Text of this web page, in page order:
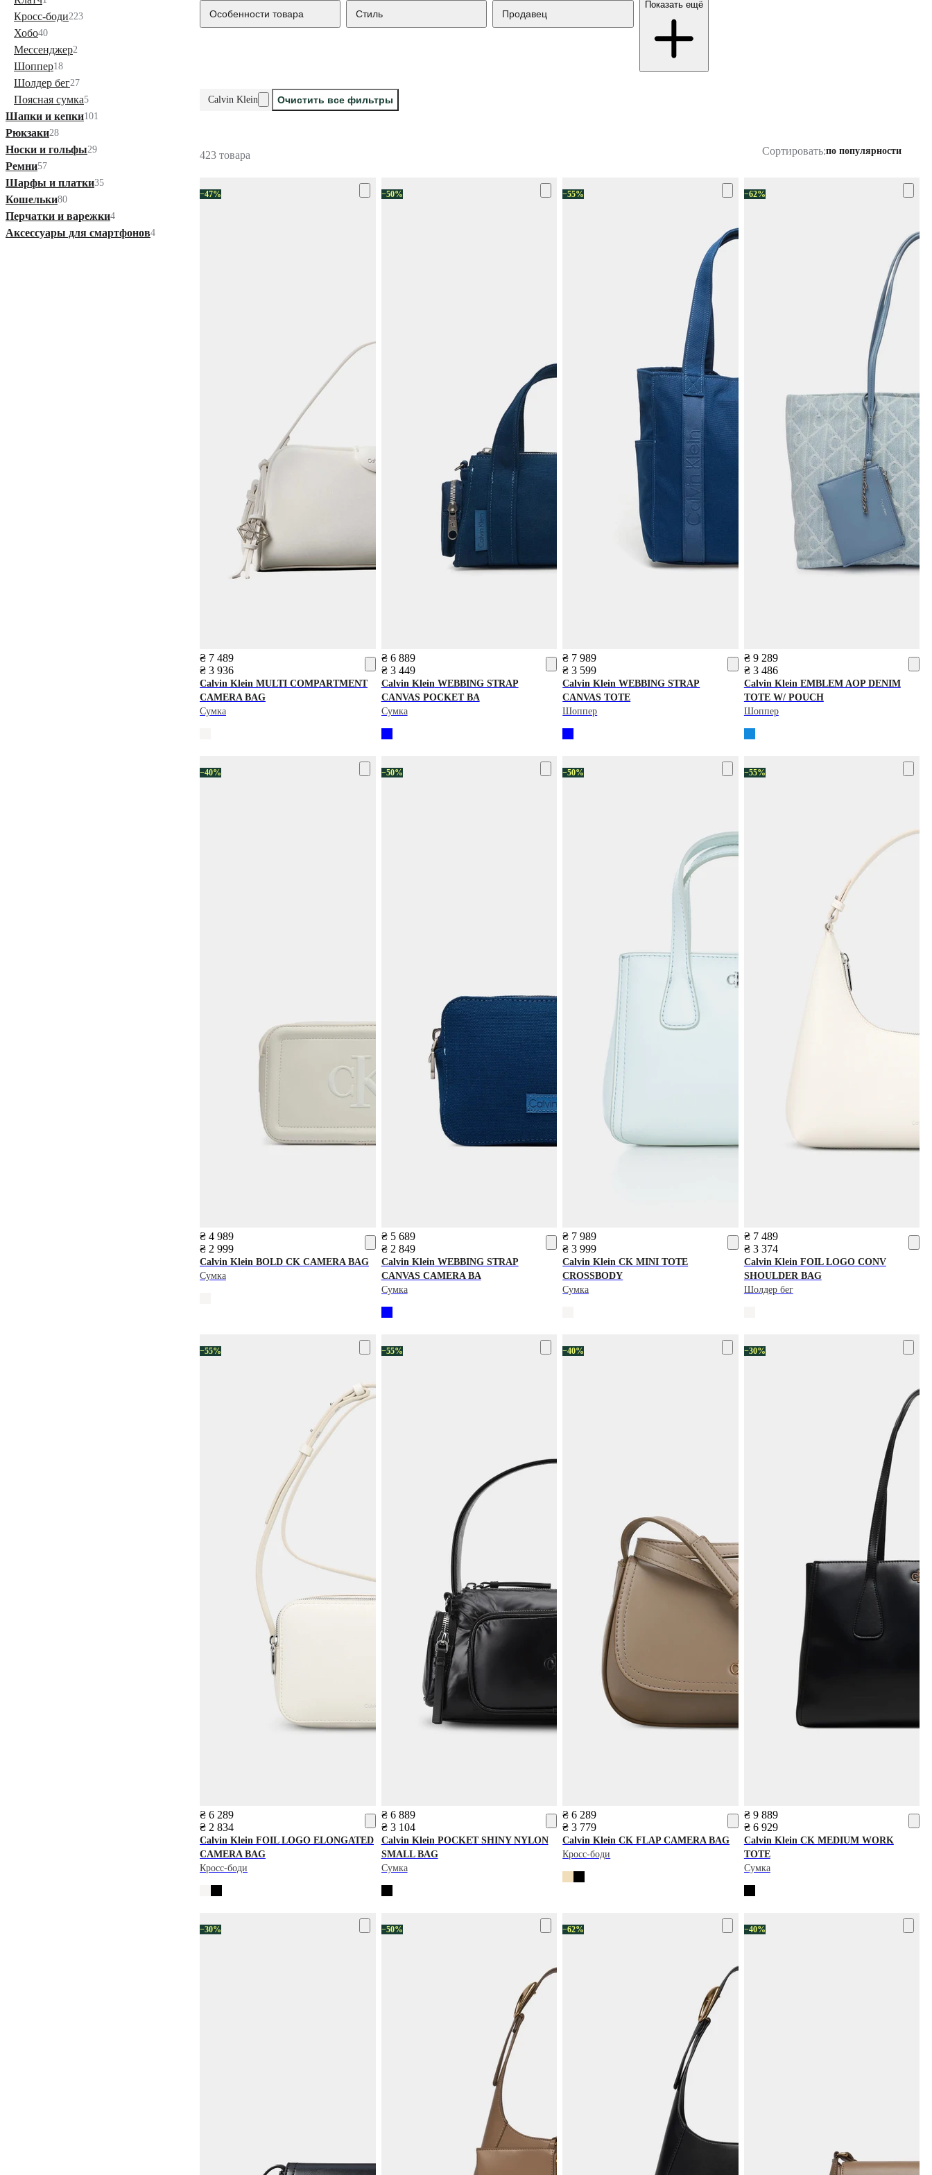
Кросс-боди223
Хобо40
Мессенджер2
Шоппер18
Шолдер бег27
Поясная сумка5
Шапки и кепки101
Рюкзаки28
Носки и гольфы29
Ремни57
Шарфы и платки35
Кошельки80
Перчатки и варежки4
Аксессуары для смартфонов4
Особенности товара Стиль Продавец
Показать ещё
Calvin Klein Очистить все фильтры
423 товара Сортировать:по популярности
−47%
₴ 7 489
₴ 3 936
Calvin Klein MULTI COMPARTMENT
CAMERA BAG
Сумка
−50%
₴ 6 889
₴ 3 449
Calvin Klein WEBBING STRAP
CANVAS POCKET BA
Сумка
−55%
₴ 7 989
₴ 3 599
Calvin Klein WEBBING STRAP
CANVAS TOTE
Шоппер
−62%
₴ 9 289
₴ 3 486
Calvin Klein EMBLEM AOP DENIM
TOTE W/ POUCH
Шоппер
−40%
₴ 4 989
₴ 2 999
Calvin Klein BOLD CK CAMERA BAG
Сумка
−50%
₴ 5 689
₴ 2 849
Calvin Klein WEBBING STRAP
CANVAS CAMERA BA
Сумка
−50%
₴ 7 989
₴ 3 999
Calvin Klein CK MINI TOTE
CROSSBODY
Сумка
−55%
₴ 7 489
₴ 3 374
Calvin Klein FOIL LOGO CONV
SHOU LDER BAG
Шолдер бег
−55%
₴ 6 289
₴ 2 834
Calvin Klein FOIL LOGO ELONGATED
CAMERA BAG
Кросс-боди
−55%
₴ 6 889
₴ 3 104
Calvin Klein POCKET SHINY NYLON
SMALL BAG
Сумка
−40%
₴ 6 289
₴ 3 779
Calvin Klein CK FLAP CAMERA BAG
Кросс-боди
−30%
₴ 9 889
₴ 6 929
Calvin Klein CK MEDIUM WORK
TOTE
Сумка
−30% −50% −62% −40%